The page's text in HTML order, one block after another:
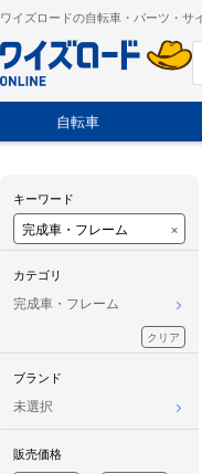
ワイズロードの自転車・パーツ・サ
自転車
キーワード
×
カテゴリ
完成車・フレーム
クリア
ブランド
未選択
販売価格